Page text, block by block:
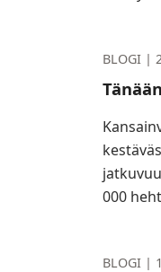
BLOGI |
000
BLOGI |